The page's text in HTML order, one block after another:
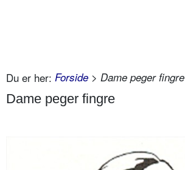
Du er her: Forside > Dame peger fingre
Dame peger fingre